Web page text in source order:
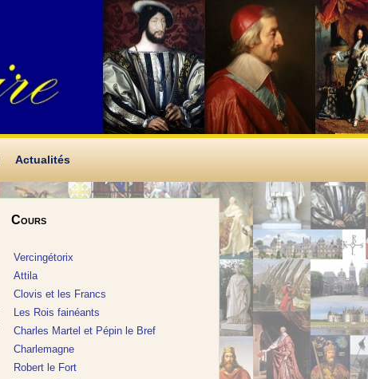
Actualités
Cours
Vercingétorix
Attila
Clovis et les Francs
Les Rois fainéants
Charles Martel et Pépin le Bref
Charlemagne
Robert le Fort